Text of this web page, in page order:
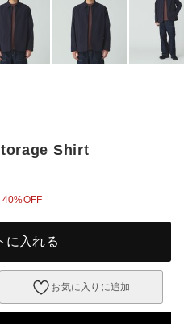
Shirt
40%OFF
に入れる
お気に入りに追加